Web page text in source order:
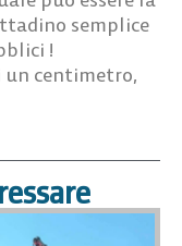
semplice
!
un centimetro,